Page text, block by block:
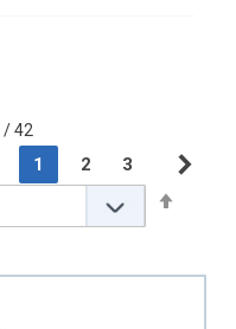
/42
PageYou're currently
1 Page
2 Page
3